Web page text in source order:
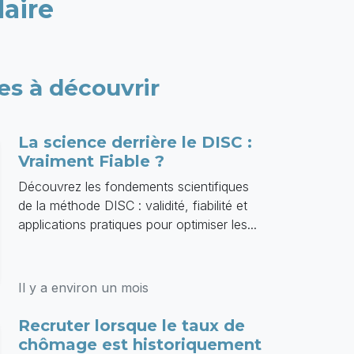
à découvrir
La science derrière le DISC :
Vraiment Fiable ?
Découvrez les fondements scientifiques
de la méthode DISC : validité, fiabilité et
applications pratiques pour optimiser les...
Il y a environ un mois
Recruter lorsque le taux de
chômage est historiquement